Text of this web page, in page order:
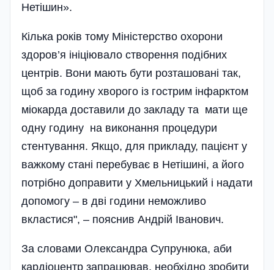
Нетішин».
Кілька років тому Міністерство охорони
здоров’я ініціювало створення подібних
центрів. Вони мають бути розташовані так,
щоб за годину хворого із гострим інфарктом
міокарда доставили до закладу та мати ще
одну годину на виконання процедури
стентування. Якщо, для прикладу, пацієнт у
важкому стані перебуває в Нетішині, а його
потрібно доправити у Хмельницький і надати
допомогу – в дві години неможливо
вкластися", – пояснив Андрій Іванович.
За словами Олександра Супрунюка, аби
кардіоцентр запрацював, необхідно зробити